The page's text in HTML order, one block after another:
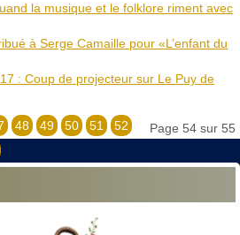
la musique et le folklore riment avec
à Serge Camaille pour «L’enfant du
: Coup de projecteur sur Le Puy de
Page 54 sur 55
48 49 50 51
52